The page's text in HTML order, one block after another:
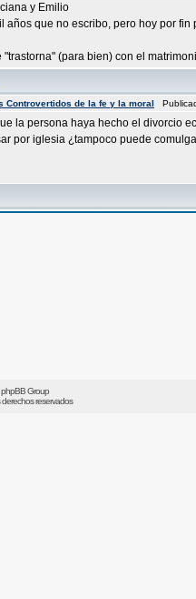
y Emilio
años que no escribo, pero hoy por
"trastorna" (para bien) con el
Controvertidos de la fe y la moral
la persona haya hecho el divorcio
por iglesia ¿tampoco puede
Group
derechos reservados